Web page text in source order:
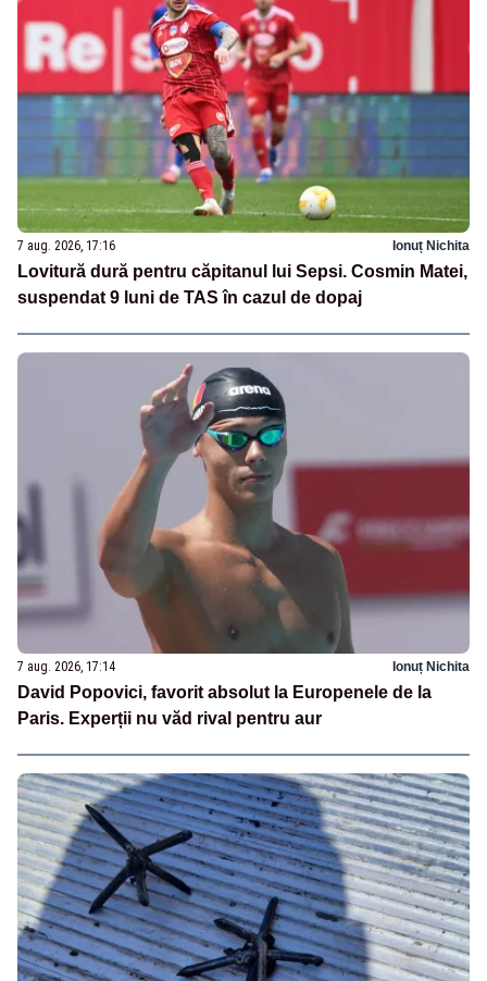
7 aug. 2026, 17:16 Ionuț Nichita
Lovitură dură pentru căpitanul lui Sepsi. Cosmin Matei,
suspendat 9 luni de TAS în cazul de dopaj
7 aug. 2026, 17:14 Ionuț Nichita
David Popovici, favorit absolut la Europenele de la
Paris. Experții nu văd rival pentru aur